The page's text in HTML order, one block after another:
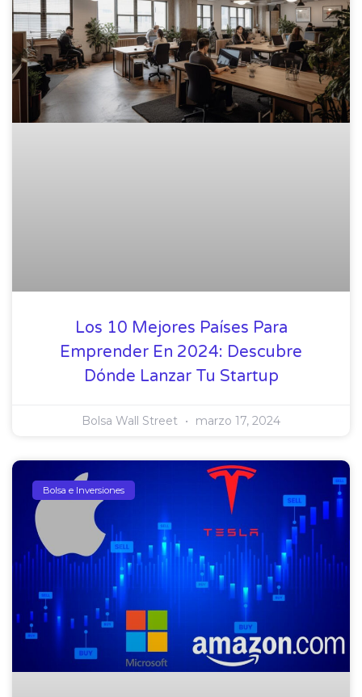
Los 10 Mejores Países Para
Emprender En 2024: Descubre
Dónde Lanzar Tu Startup
Bolsa Wall Street marzo 17, 2024
Bolsa e Inversiones